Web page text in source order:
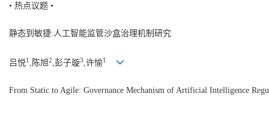
• 热点议题 •
静态到敏捷:人工智能监管沙盒治理机制研究
吕悦1 ,陈旭2,彭子璇3,许愉1
From Static to Agile: Governance Mechanism of Artificial Intelligence